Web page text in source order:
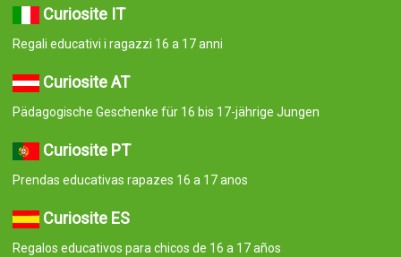
Curiosite IT
Regali educativi i ragazzi 16 a 17 anni
Curiosite AT
Pädagogische Geschenke für 16 bis 17-jährige Jungen
Curiosite PT
Prendas educativas rapazes 16 a 17 anos
Curiosite ES
Regalos educativos para chicos de 16 a 17 años